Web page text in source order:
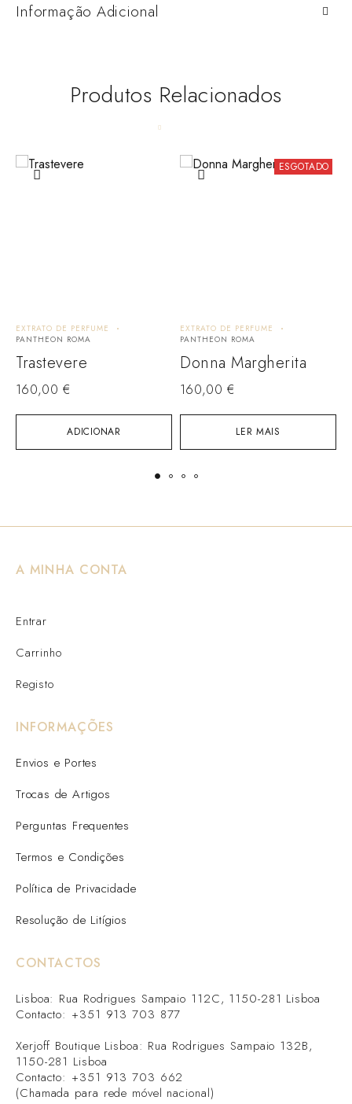
Informação Adicional
Produtos Relacionados
ADICIONAR
EXTRATO DE PERFUME
PANTHEON ROMA
Trastevere
160,00 €
ESGOTADO
LER MAIS
EXTRATO DE PERFUME
PANTHEON ROMA
Donna Margherita
160,00 €
A MINHA CONTA
Entrar
Carrinho
Registo
INFORMAÇÕES
Envios e Portes
Trocas de Artigos
Perguntas Frequentes
Termos e Condições
Política de Privacidade
Resolução de Litígios
CONTACTOS
Lisboa: Rua Rodrigues Sampaio 112C, 1150-281 Lisboa
Contacto: +351 913 703 877
Xerjoff Boutique Lisboa: Rua Rodrigues Sampaio 132B,
1150-281 Lisboa
Contacto: +351 913 703 662
(Chamada para rede móvel nacional)